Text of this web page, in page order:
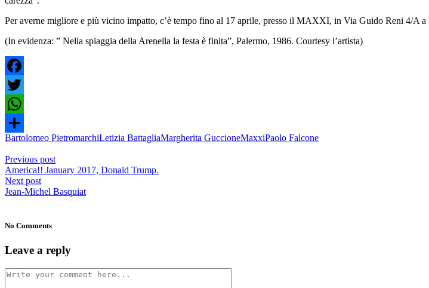
Per averne migliore e più vicino impatto, c’è tempo fino al 17 aprile, presso il MAXXI, in Via Guido Reni 4/A
(In evidenza: ” Nella spiaggia della Arenella la festa è finita”, Palermo, 1986. Courtesy l’artista)
Facebook
Twitter
WhatsApp
Share
Bartolomeo PietromarchiLetizia BattagliaMargherita GuccioneMaxxiPaolo Falcone
Previous post
America!! January 2017, Donald Trump.
Next post
Jean-Michel Basquiat
No Comments
Leave a reply